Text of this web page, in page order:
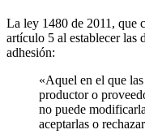
La ley 1480 de 2011, que
artículo 5 al establecer las
adhesión:
«Aquel en el que
productor o
no puede
aceptarlas o